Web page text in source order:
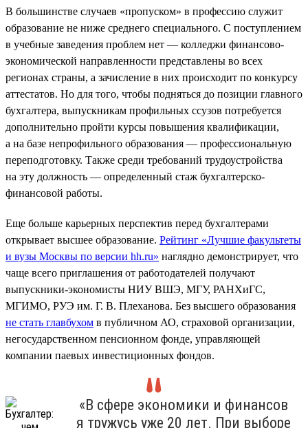
В большинстве случаев «пропуском» в профессию служит
образование не ниже среднего специального. С поступлением
в учебные заведения проблем нет — колледжи финансово-
экономической направленности представлены во всех
регионах страны, а зачисление в них происходит по конкурсу
аттестатов. Но для того, чтобы подняться до позиции главного
бухгалтера, выпускникам профильных ссузов потребуется
дополнительно пройти курсы повышения квалификации,
а на базе непрофильного образования — профессиональную
переподготовку. Также среди требований трудоустройства
на эту должность — определенный стаж бухгалтерско-
финансовой работы.
Еще больше карьерных перспектив перед бухгалтерами
открывает высшее образование. Рейтинг «Лучшие факультеты
и вузы Москвы по версии hh.ru» наглядно демонстрирует, что
чаще всего приглашения от работодателей получают
выпускники-экономисты НИУ ВШЭ, МГУ, РАНХиГС,
МГИМО, РУЭ им. Г. В. Плеханова. Без высшего образования
не стать главбухом в публичном АО, страховой организации,
негосударственном пенсионном фонде, управляющей
компании паевых инвестиционных фондов.
«В сфере экономики и финансов
я тружусь уже 20 лет. При выборе